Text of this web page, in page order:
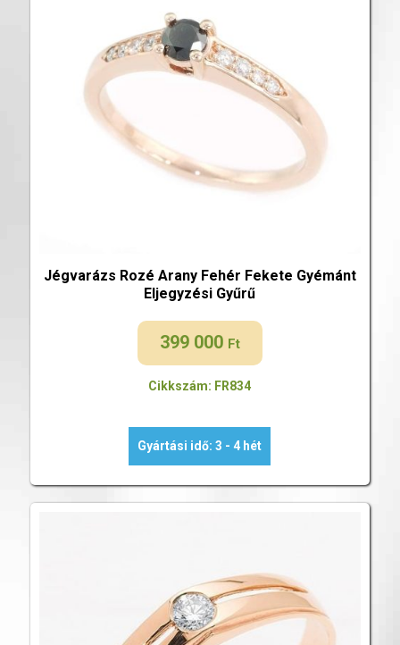
Jégvarázs Rozé Arany Fehér Fekete Gyémánt
Eljegyzési Gyűrű
399 000 Ft
Cikkszám: FR834
Gyártási idő: 3 - 4 hét